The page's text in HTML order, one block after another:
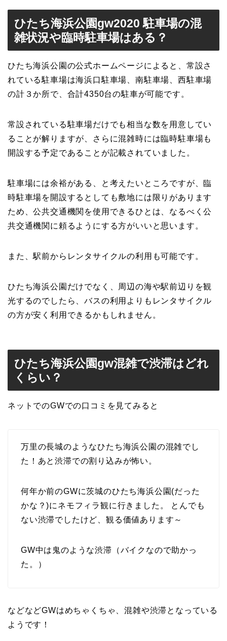
ひたち海浜公園gw2020 駐車場の混
雑状況や臨時駐車場はある？
ひたち海浜公園の公式ホームページによると、常設さ
れている駐車場は海浜口駐車場、南駐車場、西駐車場
の計３か所で、合計4350台の駐車が可能です。
常設されている駐車場だけでも相当な数を用意してい
ることが解りますが、さらに混雑時には臨時駐車場も
開設する予定であることが記載されていました。
駐車場には余裕がある、と考えたいところですが、臨
時駐車場を開設するとしても敷地には限りがあります
ため、公共交通機関を使用できるひとは、なるべく公
共交通機関に頼るようにする方がいいと思います。
また、駅前からレンタサイクルの利用も可能です。
ひたち海浜公園だけでなく、周辺の海や駅前辺りを観
光するのでしたら、バスの利用よりもレンタサイクル
の方が安く利用できるかもしれません。
ひたち海浜公園gw混雑で渋滞はどれ
くらい？
ネットでのGWでの口コミを見てみると
万里の長城のようなひたち海浜公園 の混雑でし
た！あと渋滞での割り込みが怖い。
何年か前のGWに茨城のひたち海浜公園 (だった
かな？)にネモフィラ観に行きました。 とんでも
ない渋滞でしたけど、観る価値あります～
GW中は鬼のような渋滞 （バイクなので助かっ
た。）
などなどGWはめちゃくちゃ、混雑や渋滞となっている
ようです！